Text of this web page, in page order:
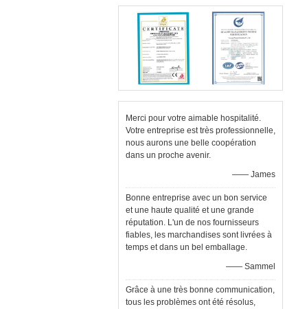
Merci pour votre aimable hospitalité.
Votre entreprise est très professionnelle,
nous aurons une belle coopération
dans un proche avenir.
—— James
Bonne entreprise avec un bon service
et une haute qualité et une grande
réputation. L'un de nos fournisseurs
fiables, les marchandises sont livrées à
temps et dans un bel emballage.
—— Sammel
Grâce à une très bonne communication,
tous les problèmes ont été résolus,